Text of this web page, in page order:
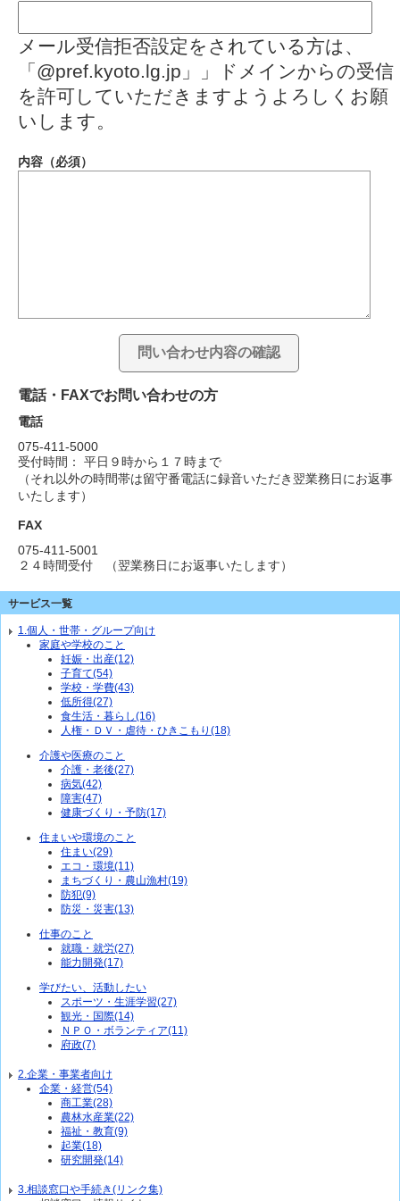
メール受信拒否設定をされている方は、
「@pref.kyoto.lg.jp」」ドメインからの受信
を許可していただきますようよろしくお願
いします。
内容（必須）
電話・FAXでお問い合わせの方
電話
075-411-5000
受付時間： 平日９時から１７時まで
（それ以外の時間帯は留守番電話に録音いただき翌業務日にお返事
いたします）
FAX
075-411-5001
２４時間受付 （翌業務日にお返事いたします）
サービス一覧
1.個人・世帯・グループ向け
家庭や学校のこと
妊娠・出産(12)
子育て(54)
学校・学費(43)
低所得(27)
食生活・暮らし(16)
人権・ＤＶ・虐待・ひきこもり(18)
介護や医療のこと
介護・老後(27)
病気(42)
障害(47)
健康づくり・予防(17)
住まいや環境のこと
住まい(29)
エコ・環境(11)
まちづくり・農山漁村(19)
防犯(9)
防災・災害(13)
仕事のこと
就職・就労(27)
能力開発(17)
学びたい、活動したい
スポーツ・生涯学習(27)
観光・国際(14)
ＮＰＯ・ボランティア(11)
府政(7)
2.企業・事業者向け
企業・経営(54)
商工業(28)
農林水産業(22)
福祉・教育(9)
起業(18)
研究開発(14)
3.相談窓口や手続き(リンク集)